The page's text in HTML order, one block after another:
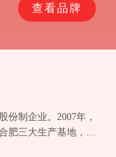
查看品牌
份制企业。2007年，
肥三大生产基地，年